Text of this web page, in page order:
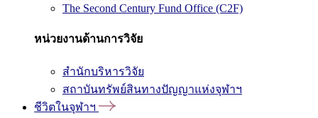
The Second Century Fund Office (C2F)
หน่วยงานด้านการวิจัย
สำนักบริหารวิจัย
สถาบันทรัพย์สินทางปัญญาแห่งจุฬาฯ
ชีวิตในจุฬาฯ